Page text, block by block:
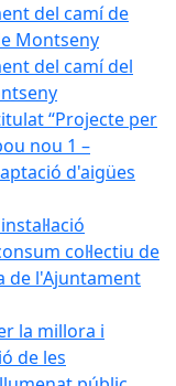
del camí de
Montseny
del camí del
“Projecte per
nou 1 –
d'aigües
col·lectiu de
de l'Ajuntament
la millora i
de les